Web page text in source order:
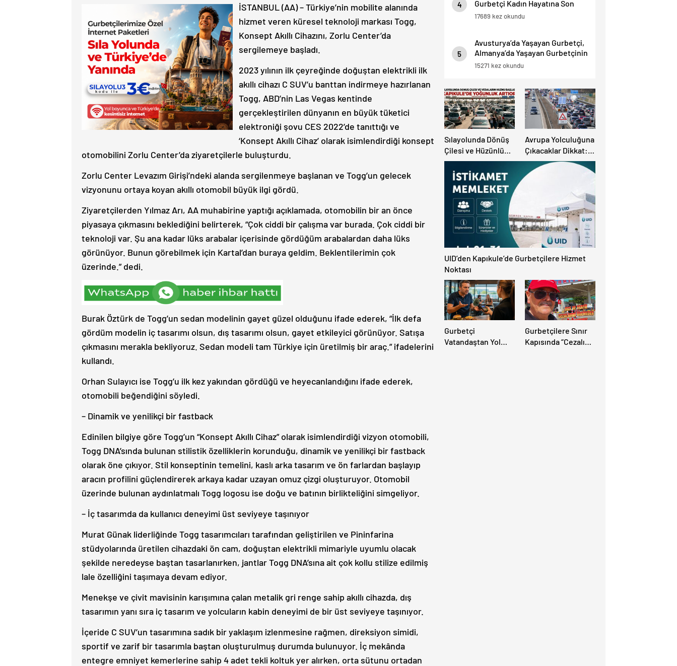
İSTANBUL (AA) – Türkiye’nin mobilite alanında
hizmet veren küresel teknoloji markası Togg,
Konsept Akıllı Cihazını, Zorlu Center’da
sergilemeye başladı.
2023 yılının ilk çeyreğinde doğuştan elektrikli ilk
akıllı cihazı C SUV’u banttan indirmeye hazırlanan
Togg, ABD’nin Las Vegas kentinde
gerçekleştirilen dünyanın en büyük tüketici
elektroniği şovu CES 2022’de tanıttığı ve
‘Konsept Akıllı Cihaz’ olarak isimlendirdiği konsept
otomobilini Zorlu Center’da ziyaretçilerle buluşturdu.
Zorlu Center Levazım Girişi’ndeki alanda sergilenmeye başlanan ve Togg’un gelecek
vizyonunu ortaya koyan akıllı otomobil büyük ilgi gördü.
Ziyaretçilerden Yılmaz Arı, AA muhabirine yaptığı açıklamada, otomobilin bir an önce
piyasaya çıkmasını beklediğini belirterek, “Çok ciddi bir çalışma var burada. Çok ciddi bir
teknoloji var. Şu ana kadar lüks arabalar içerisinde gördüğüm arabalardan daha lüks
görünüyor. Bunun görebilmek için Kartal’dan buraya geldim. Beklentilerimin çok
üzerinde.” dedi.
Burak Öztürk de Togg’un sedan modelinin gayet güzel olduğunu ifade ederek, “İlk defa
gördüm modelin iç tasarımı olsun, dış tasarımı olsun, gayet etkileyici görünüyor. Satışa
çıkmasını merakla bekliyoruz. Sedan modeli tam Türkiye için üretilmiş bir araç.” ifadelerini
kullandı.
Orhan Sulayıcı ise Togg’u ilk kez yakından gördüğü ve heyecanlandığını ifade ederek,
otomobili beğendiğini söyledi.
– Dinamik ve yenilikçi bir fastback
Edinilen bilgiye göre Togg’un “Konsept Akıllı Cihaz” olarak isimlendirdiği vizyon otomobili,
Togg DNA’sında bulunan stilistik özelliklerin korunduğu, dinamik ve yenilikçi bir fastback
olarak öne çıkıyor. Stil konseptinin temelini, kaslı arka tasarım ve ön farlardan başlayıp
aracın profilini güçlendirerek arkaya kadar uzayan omuz çizgi oluşturuyor. Otomobil
üzerinde bulunan aydınlatmalı Togg logosu ise doğu ve batının birlikteliğini simgeliyor.
– İç tasarımda da kullanıcı deneyimi üst seviyeye taşınıyor
Murat Günak liderliğinde Togg tasarımcıları tarafından geliştirilen ve Pininfarina
stüdyolarında üretilen cihazdaki ön cam, doğuştan elektrikli mimariyle uyumlu olacak
şekilde neredeyse baştan tasarlanırken, jantlar Togg DNA’sına ait çok kollu stilize edilmiş
lale özelliğini taşımaya devam ediyor.
Menekşe ve çivit mavisinin karışımına çalan metalik gri renge sahip akıllı cihazda, dış
tasarımın yanı sıra iç tasarım ve yolcuların kabin deneyimi de bir üst seviyeye taşınıyor.
İçeride C SUV’un tasarımına sadık bir yaklaşım izlenmesine rağmen, direksiyon simidi,
sportif ve zarif bir tasarımla baştan oluşturulmuş durumda bulunuyor. İç mekânda
entegre emniyet kemerlerine sahip 4 adet tekli koltuk yer alırken, orta sütunu ortadan
4
Gurbetçi Kadın Hayatına Son
Verdi.
17689 kez okundu
5
Avusturya’da Yaşayan Gurbetçi,
Almanya’da Yaşayan Gurbetçinin
Başına Bela oldu.
15271 kez okundu
Sılayolunda Dönüş
Çilesi ve Hüzünlü
Vedalar Başladı:
Kapıkule’de
Yoğunluk Artıyor!
Avrupa Yolculuğuna
Çıkacaklar Dikkat:
Ülke Ülke Güncel
Trafik Kuralları,
UID’den Kapıkule’de Gurbetçilere Hizmet
Noktası
Gurbetçi
Vatandaştan Yol
Gurbetçilere Sınır
Kapısında “Cezalı